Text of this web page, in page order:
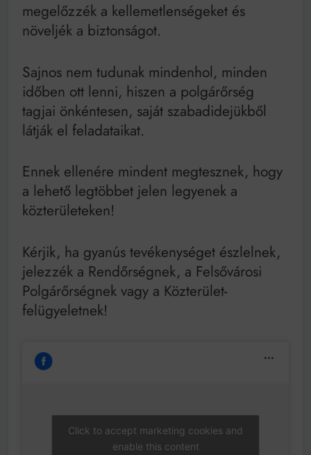
megelőzzék a kellemetlenségeket és
növeljék a biztonságot.
Sajnos nem tudunak mindenhol, minden
időben ott lenni, hiszen a polgárőrség
tagjai önkéntesen, saját szabadidejükből
látják el feladataikat.
Ennek ellenére mindent megtesznek, hogy
a lehető legtöbbet jelen legyenek a
közterületeken!
Kérjik, ha gyanús tevékenységet észlelnek,
jelezzék a Rendőrségnek, a Felsővárosi
Polgárőrségnek vagy a Közterület-
felügyeletnek!
Click to accept marketing cookies and
enable this content